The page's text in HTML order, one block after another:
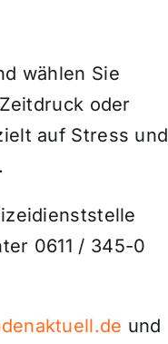
wählen Sie
oder
auf Stress und
0611 / 345-0
und